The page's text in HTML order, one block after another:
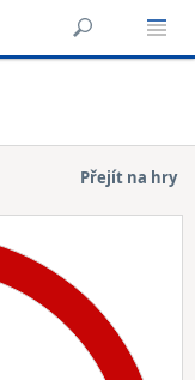
Přejít na hry